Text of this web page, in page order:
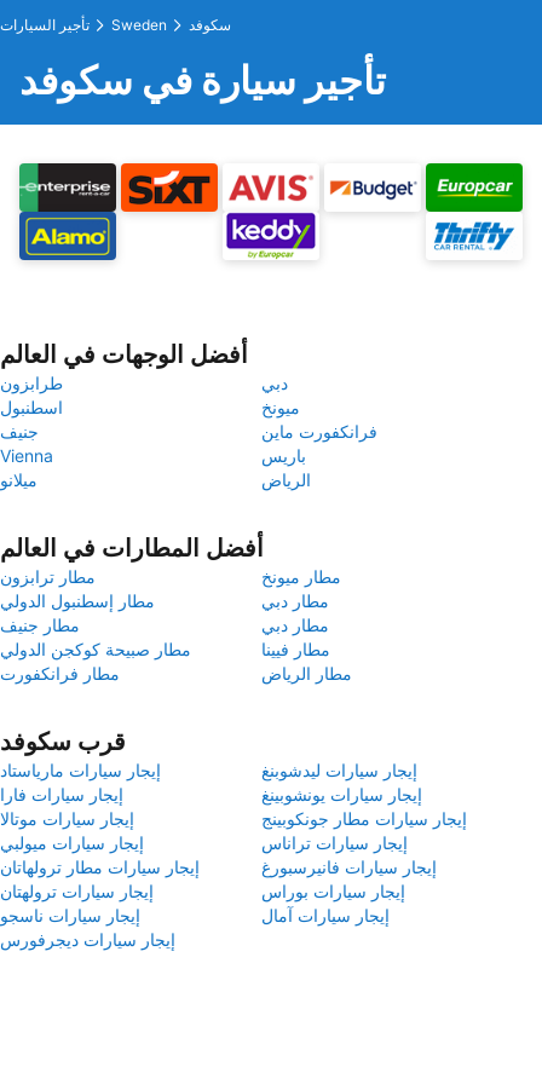
تأجير السيارات Sweden سكوفد
تأجير سيارة في سكوفد
أفضل الوجهات في العالم
طرابزون
دبي
اسطنبول
ميونخ
جنيف
فرانكفورت ماين
Vienna
باريس
ميلانو
الرياض
أفضل المطارات في العالم
مطار ترابزون
مطار ميونخ
مطار إسطنبول الدولي
مطار دبي
مطار جنيف
مطار دبي
مطار صبيحة كوكجن الدولي
مطار فيينا
مطار فرانكفورت
مطار الرياض
قرب سكوفد
إيجار سيارات مارياستاد
إيجار سيارات ليدشوبنغ
إيجار سيارات فارا
إيجار سيارات يونشوبينغ
إيجار سيارات موتالا
إيجار سيارات مطار جونكوبينج
إيجار سيارات ميولبي
إيجار سيارات تراناس
إيجار سيارات مطار ترولهاتان
إيجار سيارات فانيرسبورغ
إيجار سيارات ترولهتان
إيجار سيارات بوراس
إيجار سيارات ناسجو
إيجار سيارات آمال
إيجار سيارات ديجرفورس